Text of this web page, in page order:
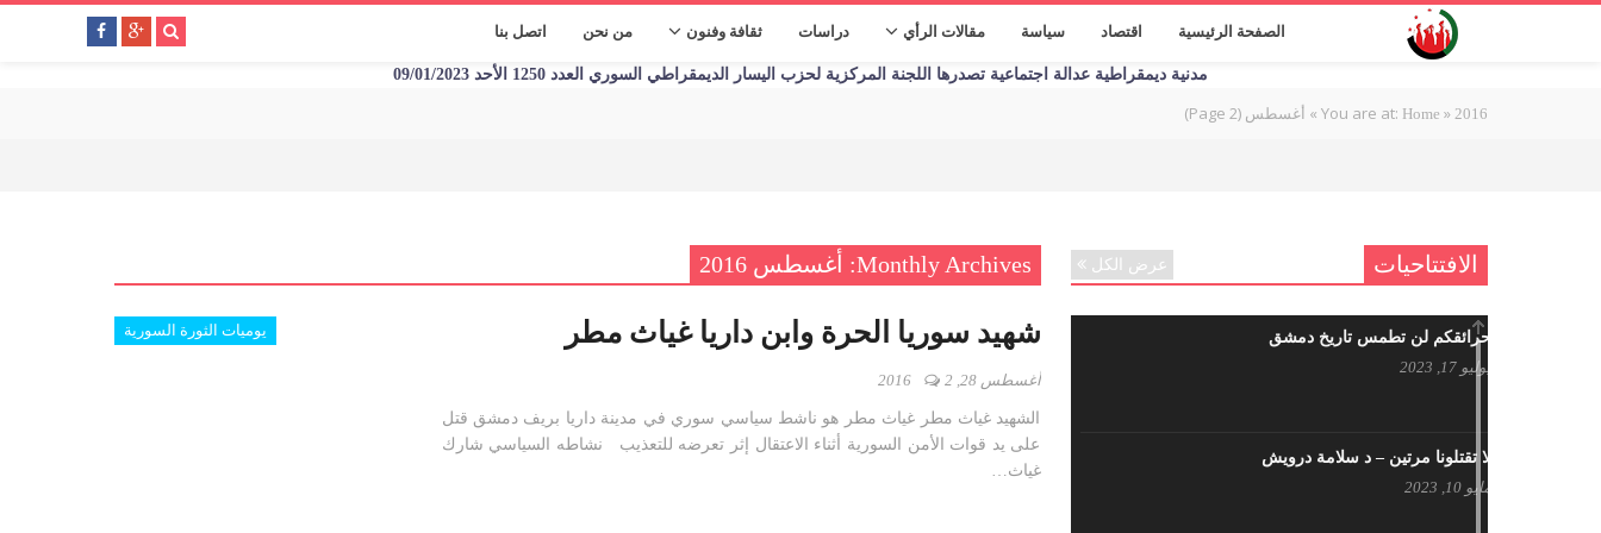
الصفحة الرئيسية اقتصاد سياسة مقالات الرأي دراسات ثقافة وفنون من نحن اتصل بنا
مدنية ديمقراطية عدالة اجتماعية تصدرها اللجنة المركزية لحزب اليسار الديمقراطي السوري العدد 1250 الأحد 09/01/2023
You are at: Home » 2016
» أغسطس (Page 2)
Monthly Archives: أغسطس 2016
يوميات الثورة السورية شهيد سوريا الحرة وابن داريا غياث مطر
أغسطس 28, 2016 2
الشهيد غياث مطر غياث مطر هو ناشط سياسي سوري في مدينة داريا بريف دمشق قتل
على يد قوات الأمن السورية أثناء الاعتقال إثر تعرضه للتعذيب نشاطه السياسي شارك
غياث…
الافتتاحيات عرض الكل
حرائقكم لن تطمس تاريخ دمشق
يوليو 17, 2023
لا تقتلونا مرتين – د سلامة درويش
مايو 10, 2023